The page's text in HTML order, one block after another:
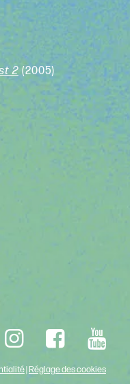
2 (2005)
|Réglage des cookies